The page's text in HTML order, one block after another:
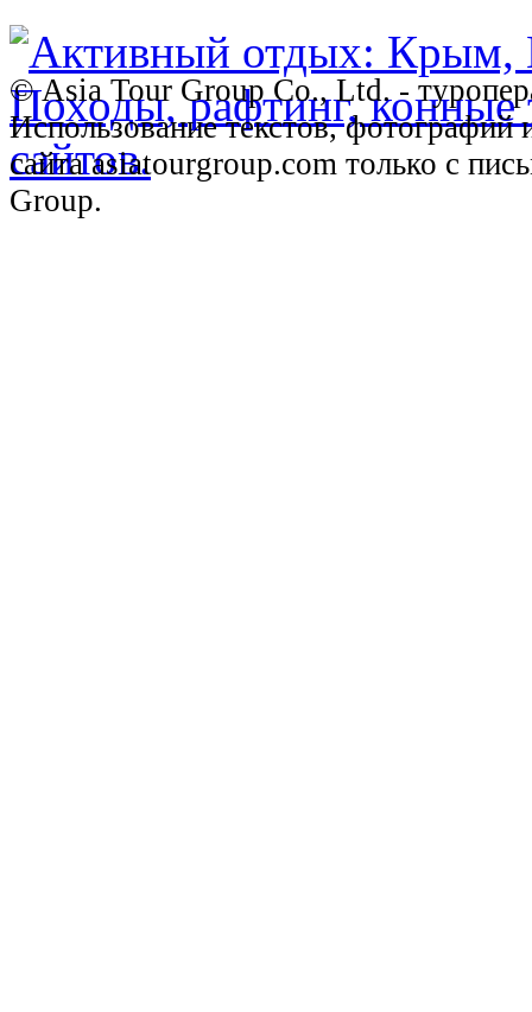
© Asia Tour Group Co., Ltd. -
Использование текстов,
сайта asiatourgroup.com только с
Group.